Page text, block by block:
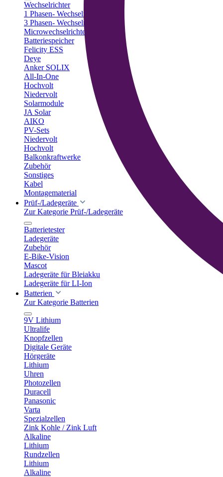
Wechselrichter
1 Phasen- Wechselrichter
3 Phasen- Wechselrichter
Microwechselrichter
Batteriespeicher
Felicity ESS
Deye
Anker SOLIX
All-In-One
Hochvolt
Niedervolt
Solarmodule
JA Solar
AIKO
PV-Sets
Niedervolt
Hochvolt
Balkonkraftwerke
Zubehör
Sonstiges
Kabel
Montagematerial
Prüf-/Ladegeräte
Zur Kategorie Prüf-/Ladegeräte
Batterietester
Ladegeräte
Zubehör
E-Bike-Vision
Mascot
Ladegeräte für Bleiakku
Ladegeräte für LI-Ion
Batterien
Zur Kategorie Batterien
9V Lithium
Ultralife
Knopfzellen
Digitale Geräte
Hörgeräte
Lithium
Uhren
Photozellen
Duracell
Panasonic
Varta
Spezialzellen
Zink Kohle / Zink Luft
Alkaline
Lithium
Rundzellen
Lithium
Alkaline